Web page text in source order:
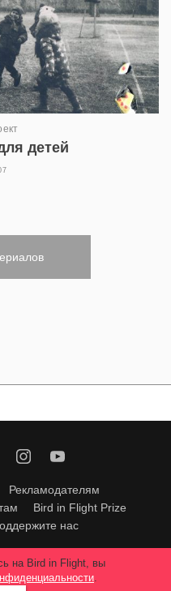
детей
Рекламодателям
Bird in Flight Prize
нас
только с согласия
In Flight.
на Bird in Flight, вы
.